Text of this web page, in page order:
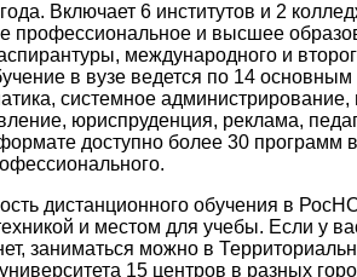
Включает 6 институтов и 2
профессиональное и высшее
международного и
в вузе ведется по 14
системное администрирование,
юриспруденция, реклама,
доступно более 30 программ
дистанционного обучения в
и местом для учебы. Если у
заниматься можно в
15 центров в разных